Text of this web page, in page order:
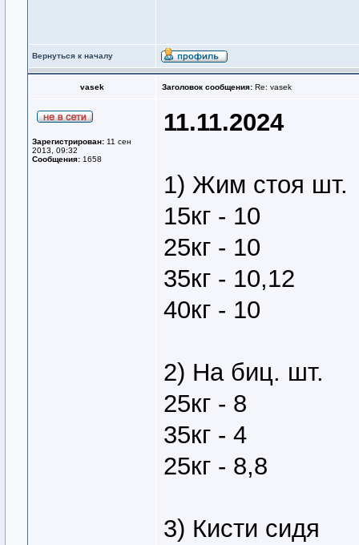
Вернуться к началу
vasek Заголовок сообщения: Re: vasek
Зарегистрирован: 11 сен
2013, 09:32
Сообщения: 1658
11.11.2024
1) Жим стоя шт.
15кг - 10
25кг - 10
35кг - 10,12
40кг - 10
2) На биц. шт.
25кг - 8
35кг - 4
25кг - 8,8
3) Кисти сидя